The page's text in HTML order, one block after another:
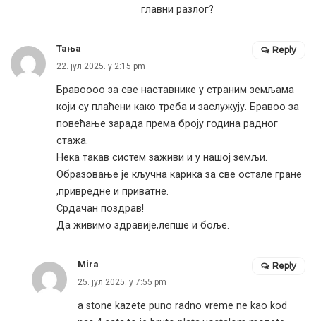
главни разлог?
Тања
22. јул 2025. у 2:15 pm
Бравоооо за све наставнике у страним земљама
који су плаћени како треба и заслужују. Бравоо за
повећање зарада према броју година радног
стажа.
Нека такав систем заживи и у нашој земљи.
Образовање је кључна карика за све остале гране
,привредне и приватне.
Срдачан поздрав!
Да живимо здравије,лепше и боље.
Reply
Mira
25. јул 2025. у 7:55 pm
a stone kazete puno radno vreme ne kao kod
Reply